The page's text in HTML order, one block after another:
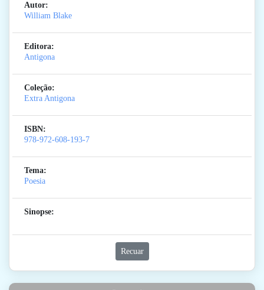
Autor:
William Blake
Editora:
Antigona
Coleção:
Extra Antigona
ISBN:
978-972-608-193-7
Tema:
Poesia
Sinopse:
Recuar